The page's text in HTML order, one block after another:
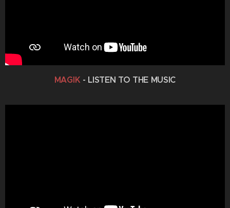
MAGIK- LISTEN TO THE MUSIC